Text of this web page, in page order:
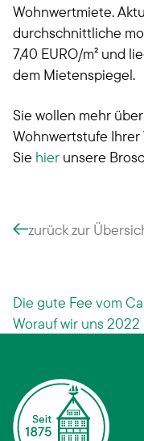
Wohnwertmiete.
durchschnittliche
7,40 EURO/m² und
dem Mietenspiegel.
Sie wollen mehr
Wohnwertstufe Ihrer
Sie hier unsere
zurück zur
Die gute Fee vom
Worauf wir uns